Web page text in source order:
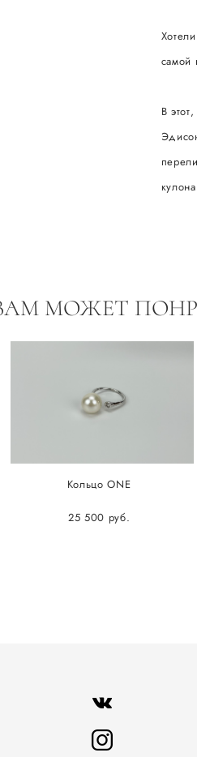
самой
В
кулона
МОЖЕТ
Кольцо ONE
25 500 pуб.